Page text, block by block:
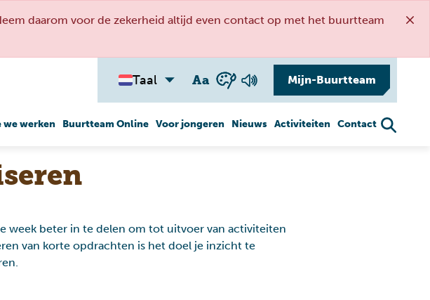
daarom voor de zekerheid altijd even contact op met het buurtteam
Taal Aa Mijn-Buurtteam
en meedoen
we werken Buurtteam Online Voor jongeren Nieuws Activiteiten Contact
week beter in te delen om tot uitvoer van activiteiten
van korte opdrachten is het doel je inzicht te